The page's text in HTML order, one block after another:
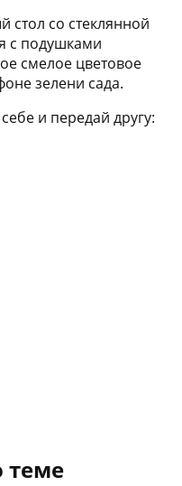
стол со стеклянной
с подушками
смелое цветовое
зелени сада.
и передай другу:
теме